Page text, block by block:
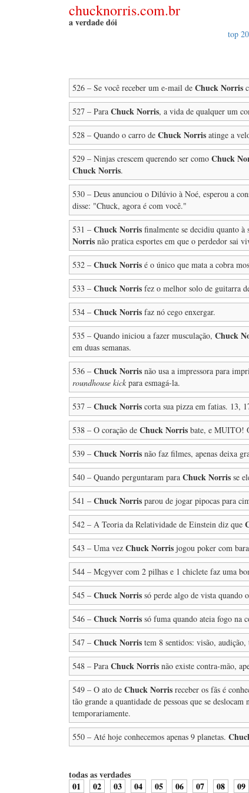
chucknorris.com.br
a verdade dói
top 20
526 – Se você receber um e-mail de Chuck Norris
527 – Para Chuck Norris, a vida de qualquer um
528 – Quando o carro de Chuck Norris atinge a
529 – Ninjas crescem querendo ser como Chuck
Chuck Norris.
530 – Deus anunciou o Dilúvio à Noé, esperou a
disse: "Chuck, agora é com você."
531 – Chuck Norris finalmente se decidiu quanto
Norris não pratica esportes em que o perdedor sai
532 – Chuck Norris é o único que mata a cobra
533 – Chuck Norris fez o melhor solo de guitarra
534 – Chuck Norris faz nó cego enxergar.
535 – Quando iniciou a fazer musculação, Chuck
em duas semanas.
536 – Chuck Norris não usa a impressora para
roundhouse kick para esmagá-la.
537 – Chuck Norris corta sua pizza em fatias. 13,
538 – O coração de Chuck Norris bate, e MUITO!
539 – Chuck Norris não faz filmes, apenas deixa
540 – Quando perguntaram para Chuck Norris se
541 – Chuck Norris parou de jogar pipocas para
542 – A Teoria da Relatividade de Einstein diz que
543 – Uma vez Chuck Norris jogou poker com
544 – Mcgyver com 2 pilhas e 1 chiclete faz uma
545 – Chuck Norris só perde algo de vista quando
546 – Chuck Norris só fuma quando ateia fogo na
547 – Chuck Norris tem 8 sentidos: visão,
548 – Para Chuck Norris não existe contra-mão,
549 – O ato de Chuck Norris receber os fãs é
tão grande a quantidade de pessoas que se
temporariamente.
550 – Até hoje conhecemos apenas 9 planetas.
todas as verdades
01
02 03 04 05 06 07 08 09